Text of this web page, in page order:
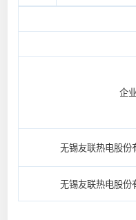
企
无锡友联热电股份
无锡友联热电股份